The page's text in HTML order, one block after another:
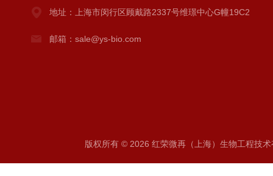
地址：上海市闵行区顾戴路2337号维璟中心G幢19C2
邮箱：sale@ys-bio.com
版权所有 © 2026 红荣微再（上海）生物工程技